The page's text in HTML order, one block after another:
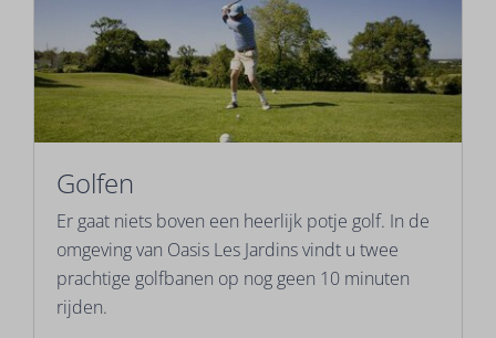
Golfen
Er gaat niets boven een heerlijk potje golf. In de
omgeving van Oasis Les Jardins vindt u twee
prachtige golfbanen op nog geen 10 minuten
rijden.